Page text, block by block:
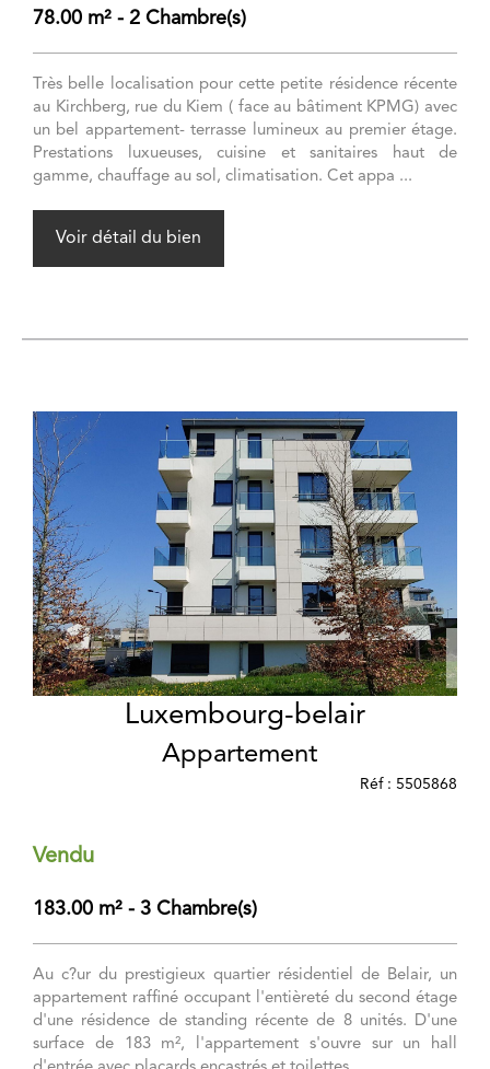
78.00 m² - 2 Chambre(s)
Très belle localisation pour cette petite résidence récente
au Kirchberg, rue du Kiem ( face au bâtiment KPMG) avec
un bel appartement- terrasse lumineux au premier étage.
Prestations luxueuses, cuisine et sanitaires haut de
gamme, chauffage au sol, climatisation. Cet appa ...
Voir détail du bien
Luxembourg-belair
Appartement
Réf : 5505868
Vendu
183.00 m² - 3 Chambre(s)
Au c?ur du prestigieux quartier résidentiel de Belair, un
appartement raffiné occupant l'entièreté du second étage
d'une résidence de standing récente de 8 unités. D'une
surface de 183 m², l'appartement s'ouvre sur un hall